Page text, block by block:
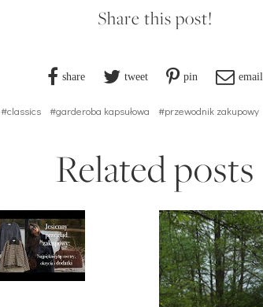
Share this post!
share tweet pin email
#classics #garderoba kapsułowa #przewodnik zakupowy
Related posts